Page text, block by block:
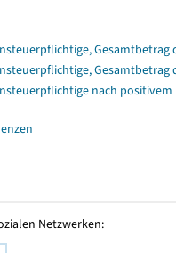
nach
Netzwerken: